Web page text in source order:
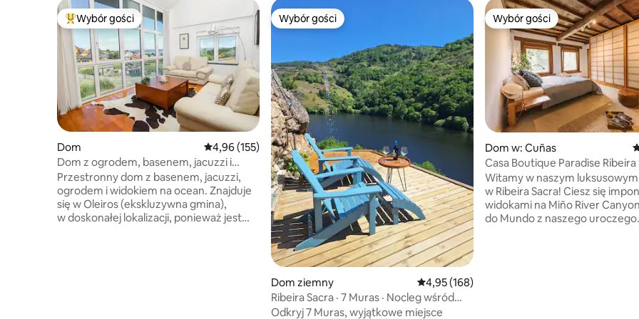
Najpopularniejsze z kategorii Wybór gości
Wybór gości
Dom Średnia ocena: 4,96 na 5, liczba recenzji: 155
4,96 (155)
Dom z ogrodem, basenem, jacuzzi i
widokiem na morze.
Przestronny dom z basenem, jacuzzi,
ogrodem i widokiem na ocean. Znajduje
się w Oleiros (ekskluzywna gmina),
w doskonałej lokalizacji, ponieważ jest
Wybór gości
Wybór gości
Dom ziemny Średnia ocena: 4,95 na 5, liczba recenzji: 168
4,95 (168)
Ribeira Sacra · 7 Muras · Nocleg wśród
winnic
Odkryj 7 Muras, wyjątkowe miejsce
Wybór gości
Wybór gości
Dom w: Cuñas
Casa Boutique Paradise Ribeira
Witamy w naszym
w Ribeira Sacra! Ciesz się imponującymi
widokami na Miño River
do Mundo z naszego uroczego